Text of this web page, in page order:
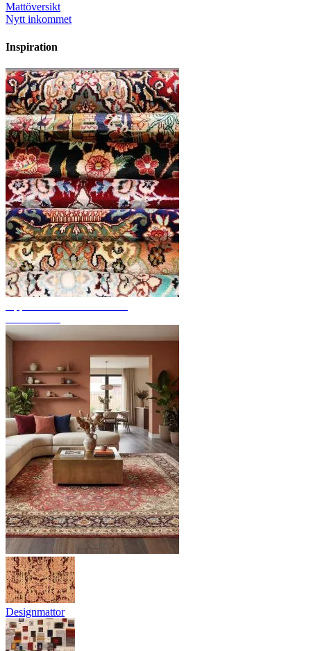
Mattöversikt
Nytt inkommet
Inspiration
Designmattor